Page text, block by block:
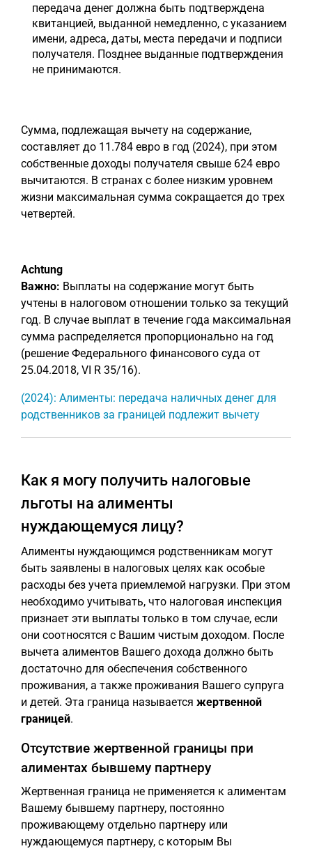
передача денег должна быть подтверждена
квитанцией, выданной немедленно, с указанием
имени, адреса, даты, места передачи и подписи
получателя. Позднее выданные подтверждения
не принимаются.
Сумма, подлежащая вычету на содержание,
составляет до 11.784 евро в год (2024), при этом
собственные доходы получателя свыше 624 евро
вычитаются. В странах с более низким уровнем
жизни максимальная сумма сокращается до трех
четвертей.
Achtung
Важно: Выплаты на содержание могут быть
учтены в налоговом отношении только за текущий
год. В случае выплат в течение года максимальная
сумма распределяется пропорционально на год
(решение Федерального финансового суда от
25.04.2018, VI R 35/16).
(2024): Алименты: передача наличных денег для
родственников за границей подлежит вычету
Как я могу получить налоговые
льготы на алименты
нуждающемуся лицу?
Алименты нуждающимся родственникам могут
быть заявлены в налоговых целях как особые
расходы без учета приемлемой нагрузки. При этом
необходимо учитывать, что налоговая инспекция
признает эти выплаты только в том случае, если
они соотносятся с Вашим чистым доходом. После
вычета алиментов Вашего дохода должно быть
достаточно для обеспечения собственного
проживания, а также проживания Вашего супруга
и детей. Эта граница называется жертвенной
границей.
Отсутствие жертвенной границы при
алиментах бывшему партнеру
Жертвенная граница не применяется к алиментам
Вашему бывшему партнеру, постоянно
проживающему отдельно партнеру или
нуждающемуся партнеру, с которым Вы